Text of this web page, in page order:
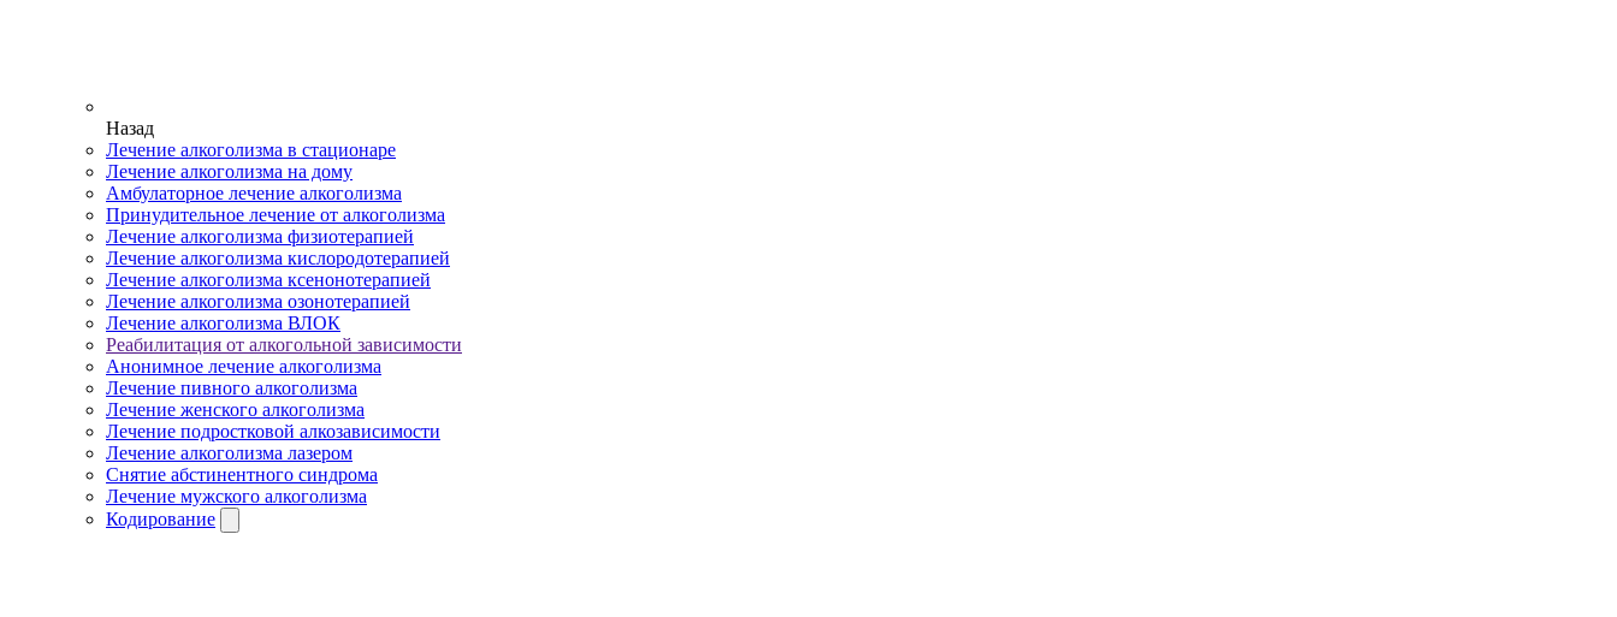
Назад
Лечение алкоголизма в стационаре
Лечение алкоголизма на дому
Амбулаторное лечение алкоголизма
Принудительное лечение от алкоголизма
Лечение алкоголизма физиотерапией
Лечение алкоголизма кислородотерапией
Лечение алкоголизма ксенонотерапией
Лечение алкоголизма озонотерапией
Лечение алкоголизма ВЛОК
Реабилитация от алкогольной зависимости
Анонимное лечение алкоголизма
Лечение пивного алкоголизма
Лечение женского алкоголизма
Лечение подростковой алкозависимости
Лечение алкоголизма лазером
Снятие абстинентного синдрома
Лечение мужского алкоголизма
Кодирование